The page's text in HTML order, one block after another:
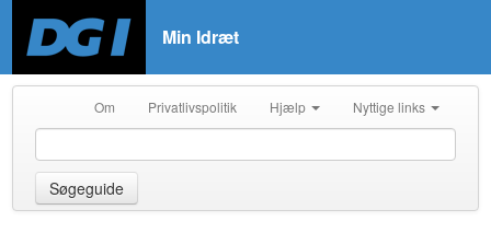
Min Idræt
Om Privatlivspolitik Hjælp Nyttige links
Søgeguide